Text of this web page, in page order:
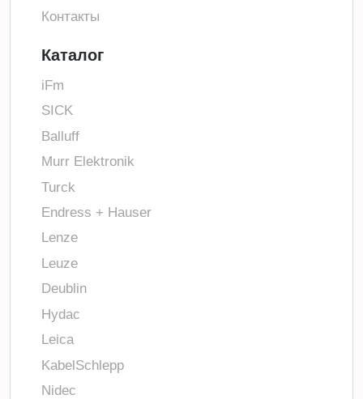
Контакты
Каталог
iFm
SICK
Balluff
Murr Elektronik
Turck
Endress + Hauser
Lenze
Leuze
Deublin
Hydac
Leica
KabelSchlepp
Nidec